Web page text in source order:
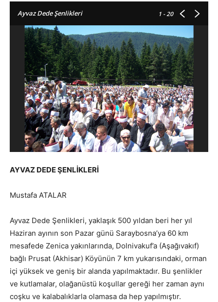
Ayvaz Dede Şenlikleri 1 - 20
AYVAZ DEDE ŞENLİKLERİ
Mustafa ATALAR
Ayvaz Dede Şenlikleri, yaklaşık 500 yıldan beri her yıl
Haziran ayının son Pazar günü Saraybosna’ya 60 km
mesafede Zenica yakınlarında, Dolnivakuf’a (Aşağıvakıf)
bağlı Prusat (Akhisar) Köyünün 7 km yukarısındaki, orman
içi yüksek ve geniş bir alanda yapılmaktadır. Bu şenlikler
ve kutlamalar, olağanüstü koşullar gereği her zaman aynı
coşku ve kalabalıklarla olamasa da hep yapılmıştır.